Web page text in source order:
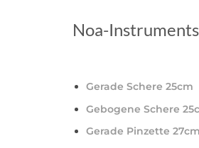
Noa-
Gerade Schere 25cm
Gebogene Schere
Gerade Pinzette 27cm